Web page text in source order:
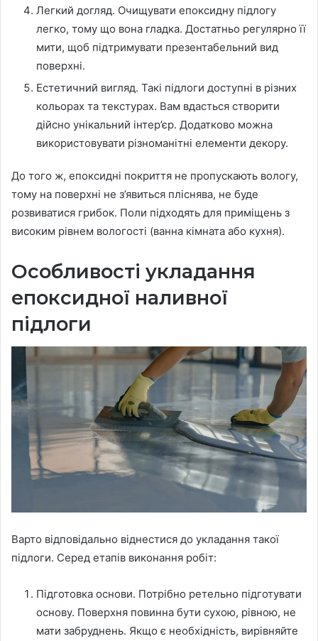
Легкий догляд. Очищувати епоксидну підлогу
легко, тому що вона гладка. Достатньо регулярно її
мити, щоб підтримувати презентабельний вид
поверхні.
Естетичний вигляд. Такі підлоги доступні в різних
кольорах та текстурах. Вам вдасться створити
дійсно унікальний інтер’єр. Додатково можна
використовувати різноманітні елементи декору.
До того ж, епоксидні покриття не пропускають вологу,
тому на поверхні не з’явиться пліснява, не буде
розвиватися грибок. Поли підходять для приміщень з
високим рівнем вологості (ванна кімната або кухня).
Особливості укладання
епоксидної наливної
підлоги
Варто відповідально віднестися до укладання такої
підлоги. Серед етапів виконання робіт:
Підготовка основи. Потрібно ретельно підготувати
основу. Поверхня повинна бути сухою, рівною, не
мати забруднень. Якщо є необхідність, вирівняйте